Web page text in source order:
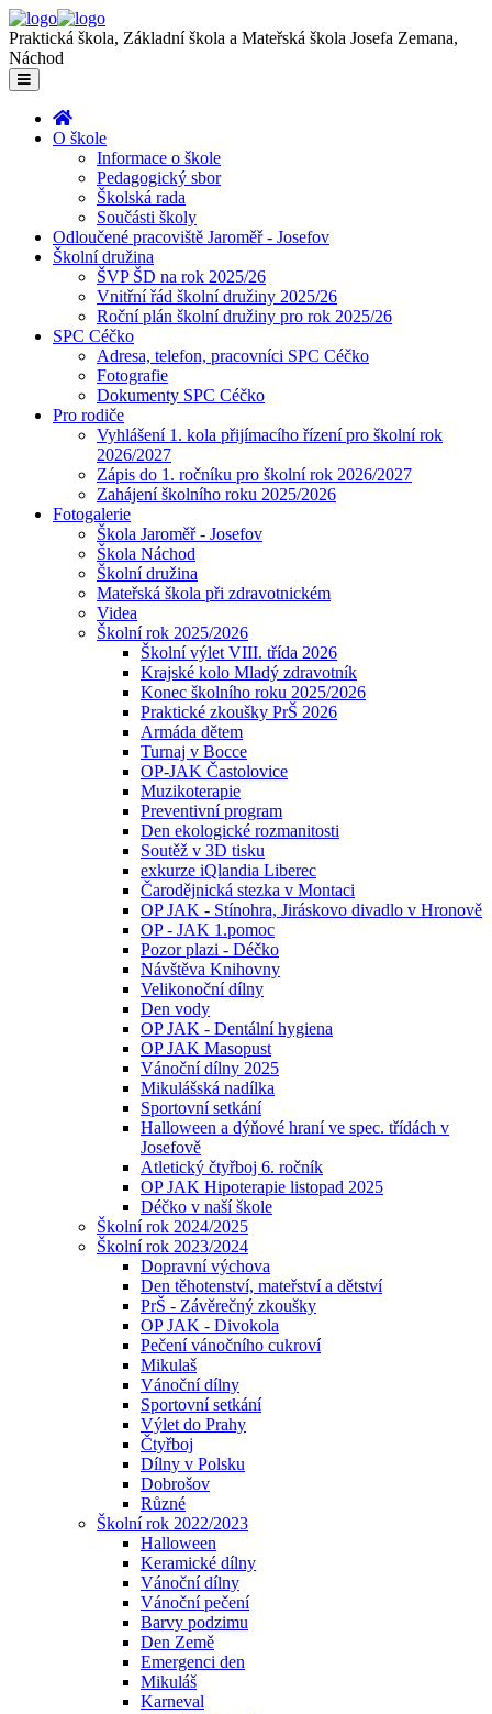
Praktická škola, Základní škola a Mateřská škola Josefa Zemana,
Náchod
O škole
Informace o škole
Pedagogický sbor
Školská rada
Součásti školy
Odloučené pracoviště Jaroměř - Josefov
Školní družina
ŠVP ŠD na rok 2025/26
Vnitřní řád školní družiny 2025/26
Roční plán školní družiny pro rok 2025/26
SPC Céčko
Adresa, telefon, pracovníci SPC Céčko
Fotografie
Dokumenty SPC Céčko
Pro rodiče
Vyhlášení 1. kola přijímacího řízení pro školní rok
2026/2027
Zápis do 1. ročníku pro školní rok 2026/2027
Zahájení školního roku 2025/2026
Fotogalerie
Škola Jaroměř - Josefov
Škola Náchod
Školní družina
Mateřská škola při zdravotnickém
Videa
Školní rok 2025/2026
Školní výlet VIII. třída 2026
Krajské kolo Mladý zdravotník
Konec školního roku 2025/2026
Praktické zkoušky PrŠ 2026
Armáda dětem
Turnaj v Bocce
OP-JAK Častolovice
Muzikoterapie
Preventivní program
Den ekologické rozmanitosti
Soutěž v 3D tisku
exkurze iQlandia Liberec
Čarodějnická stezka v Montaci
OP JAK - Stínohra, Jiráskovo divadlo v Hronově
OP - JAK 1.pomoc
Pozor plazi - Déčko
Návštěva Knihovny
Velikonoční dílny
Den vody
OP JAK - Dentální hygiena
OP JAK Masopust
Vánoční dílny 2025
Mikulášská nadílka
Sportovní setkání
Halloween a dýňové hraní ve spec. třídách v
Josefově
Atletický čtyřboj 6. ročník
OP JAK Hipoterapie listopad 2025
Déčko v naší škole
Školní rok 2024/2025
Školní rok 2023/2024
Dopravní výchova
Den těhotenství, mateřství a dětství
PrŠ - Závěrečný zkoušky
OP JAK - Divokola
Pečení vánočního cukroví
Mikulaš
Vánoční dílny
Sportovní setkání
Výlet do Prahy
Čtyřboj
Dílny v Polsku
Dobrošov
Různé
Školní rok 2022/2023
Halloween
Keramické dílny
Vánoční dílny
Vánoční pečení
Barvy podzimu
Den Země
Emergenci den
Mikuláš
Karneval